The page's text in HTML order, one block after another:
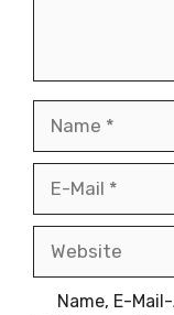
Mail
Name, E-